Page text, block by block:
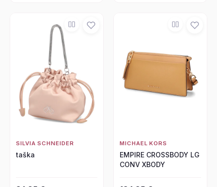
SILVIA SCHNEIDER
taška
MICHAEL KORS
EMPIRE CROSSBODY LG
CONV XBODY